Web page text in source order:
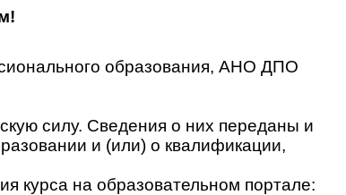
образования, АНО ДПО
силу. Сведения о них переданы и
и (или) о квалификации,
курса на образовательном портале: